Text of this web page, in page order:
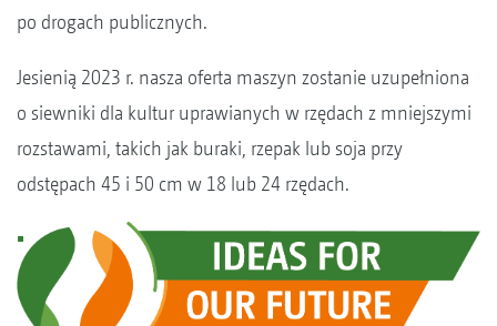
po drogach publicznych.
Jesienią 2023 r. nasza oferta maszyn zostanie uzupełniona
o siewniki dla kultur uprawianych w rzędach z mniejszymi
rozstawami, takich jak buraki, rzepak lub soja przy
odstępach 45 i 50 cm w 18 lub 24 rzędach.